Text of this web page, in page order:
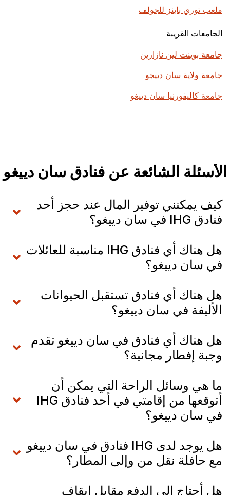
ملعب توري باينز للجولف
الجامعات القريبة
جامعة بوينت لين نازارين
جامعة ولاية سان دييجو
جامعة كاليفورنيا سان دييغو
الأسئلة الشائعة عن فنادق سان دييغو
كيف يمكنني توفير المال عند حجز أحد
فنادق IHG في سان دييغو؟
هل هناك أي فنادق IHG مناسبة للعائلات
في سان دييغو؟
هل هناك أي فنادق تستقبل الحيوانات
الأليفة في سان دييغو؟
هل هناك أي فنادق في سان دييغو تقدم
وجبة إفطار مجانية؟
ما هي وسائل الراحة التي يمكن أن
أتوقعها من إقامتي في أحد فنادق IHG
في سان دييغو؟
هل يوجد لدى IHG فنادق في سان دييغو
مع حافلة نقل من وإلى المطار؟
هل أحتاج إلى الدفع مقابل إيقاف